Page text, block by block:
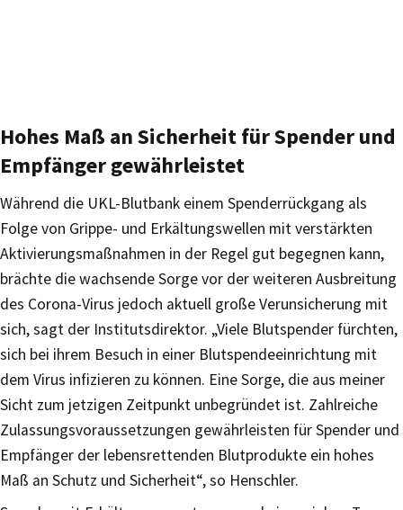
Hohes Maß an Sicherheit für Spender und
Empfänger gewährleistet
Während die UKL-Blutbank einem Spenderrückgang als
Folge von Grippe- und Erkältungswellen mit verstärkten
Aktivierungsmaßnahmen in der Regel gut begegnen kann,
brächte die wachsende Sorge vor der weiteren Ausbreitung
des Corona-Virus jedoch aktuell große Verunsicherung mit
sich, sagt der Institutsdirektor. „Viele Blutspender fürchten,
sich bei ihrem Besuch in einer Blutspendeeinrichtung mit
dem Virus infizieren zu können. Eine Sorge, die aus meiner
Sicht zum jetzigen Zeitpunkt unbegründet ist. Zahlreiche
Zulassungsvoraussetzungen gewährleisten für Spender und
Empfänger der lebensrettenden Blutprodukte ein hohes
Maß an Schutz und Sicherheit“, so Henschler.